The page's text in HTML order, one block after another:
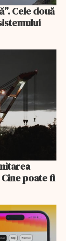
Cele două
poate fi